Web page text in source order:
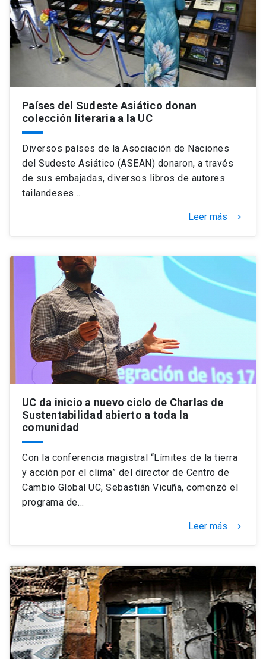
Países del Sudeste Asiático donan
colección literaria a la UC
Diversos países de la Asociación de Naciones
del Sudeste Asiático (ASEAN) donaron, a través
de sus embajadas, diversos libros de autores
tailandeses…
Leer más keyboard_arrow_right
UC da inicio a nuevo ciclo de Charlas de
Sustentabilidad abierto a toda la
comunidad
Con la conferencia magistral “Límites de la tierra
y acción por el clima” del director de Centro de
Cambio Global UC, Sebastián Vicuña, comenzó el
programa de…
Leer más keyboard_arrow_right